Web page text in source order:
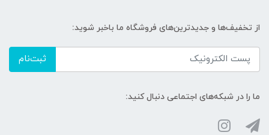
از تخفیف‌ها و جدیدترین‌های فروشگاه ما باخبر شوید:
ثبت‌نام
ما را در شبکه‌های اجتماعی دنبال کنید: